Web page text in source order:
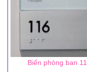
Biển phòng ban 11